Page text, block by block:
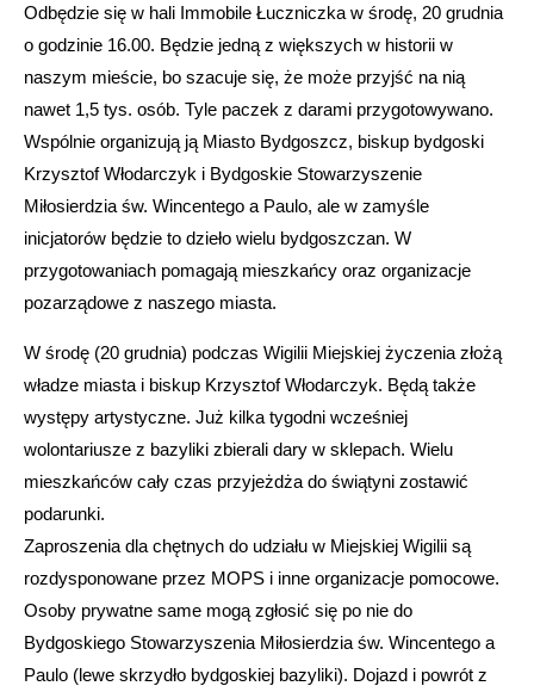
Odbędzie się w hali Immobile Łuczniczka w środę, 20 grudnia
o godzinie 16.00. Będzie jedną z większych w historii w
naszym mieście, bo szacuje się, że może przyjść na nią
nawet 1,5 tys. osób. Tyle paczek z darami przygotowywano.
Wspólnie organizują ją Miasto Bydgoszcz, biskup bydgoski
Krzysztof Włodarczyk i Bydgoskie Stowarzyszenie
Miłosierdzia św. Wincentego a Paulo, ale w zamyśle
inicjatorów będzie to dzieło wielu bydgoszczan. W
przygotowaniach pomagają mieszkańcy oraz organizacje
pozarządowe z naszego miasta.
W środę (20 grudnia) podczas Wigilii Miejskiej życzenia złożą
władze miasta i biskup Krzysztof Włodarczyk. Będą także
występy artystyczne. Już kilka tygodni wcześniej
wolontariusze z bazyliki zbierali dary w sklepach. Wielu
mieszkańców cały czas przyjeżdża do świątyni zostawić
podarunki.
Zaproszenia dla chętnych do udziału w Miejskiej Wigilii są
rozdysponowane przez MOPS i inne organizacje pomocowe.
Osoby prywatne same mogą zgłosić się po nie do
Bydgoskiego Stowarzyszenia Miłosierdzia św. Wincentego a
Paulo (lewe skrzydło bydgoskiej bazyliki). Dojazd i powrót z